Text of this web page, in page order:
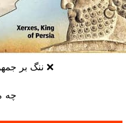
❌️ ننگ بر
چه